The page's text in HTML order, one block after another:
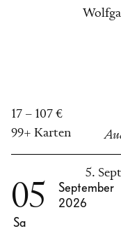
17 – 107 €
99+ Karten
5.
05
Sa
September
2026